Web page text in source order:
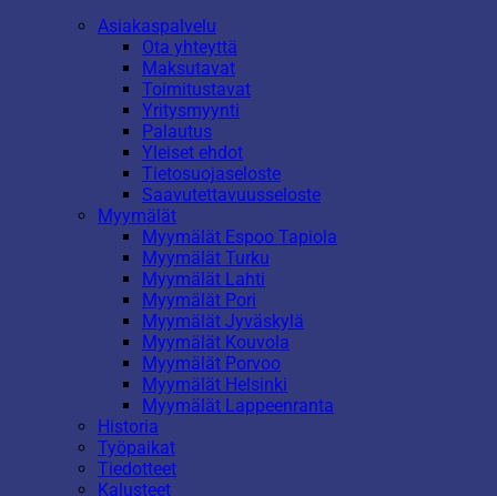
Asiakaspalvelu
Ota yhteyttä
Maksutavat
Toimitustavat
Yritysmyynti
Palautus
Yleiset ehdot
Tietosuojaseloste
Saavutettavuusseloste
Myymälät
Myymälät Espoo Tapiola
Myymälät Turku
Myymälät Lahti
Myymälät Pori
Myymälät Jyväskylä
Myymälät Kouvola
Myymälät Porvoo
Myymälät Helsinki
Myymälät Lappeenranta
Historia
Työpaikat
Tiedotteet
Kalusteet